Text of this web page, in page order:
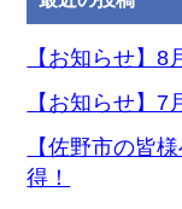
ー
カ
ブ
【お知らせ】
【お知らせ】
【佐野市の皆
得！